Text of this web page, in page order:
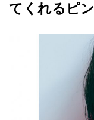
てくれるピ